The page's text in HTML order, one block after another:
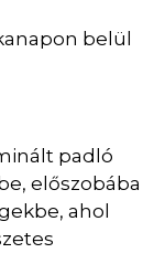
belül
padló
előszobába
ahol